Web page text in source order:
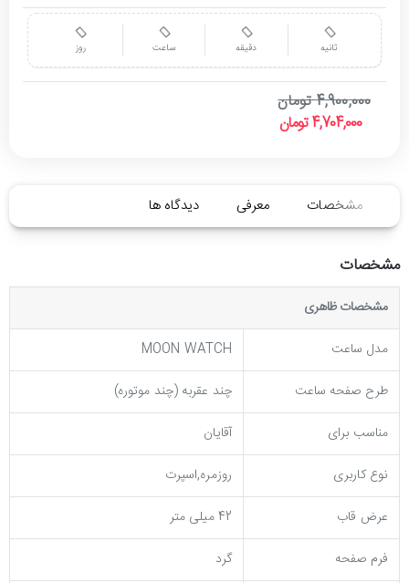
روز ساعت دقیقه ثانیه
4,704,000 تومان
4,900,000 تومان
مشخصات معرفی دیدگاه ها
مشخصات
مشخصات ظاهری
مدل ساعت
MOON WATCH
طرح صفحه ساعت
چند عقربه (چند موتوره)
مناسب برای
آقایان
نوع کاربری
روزمره,اسپرت
عرض قاب
42 میلی متر
فرم صفحه
گرد